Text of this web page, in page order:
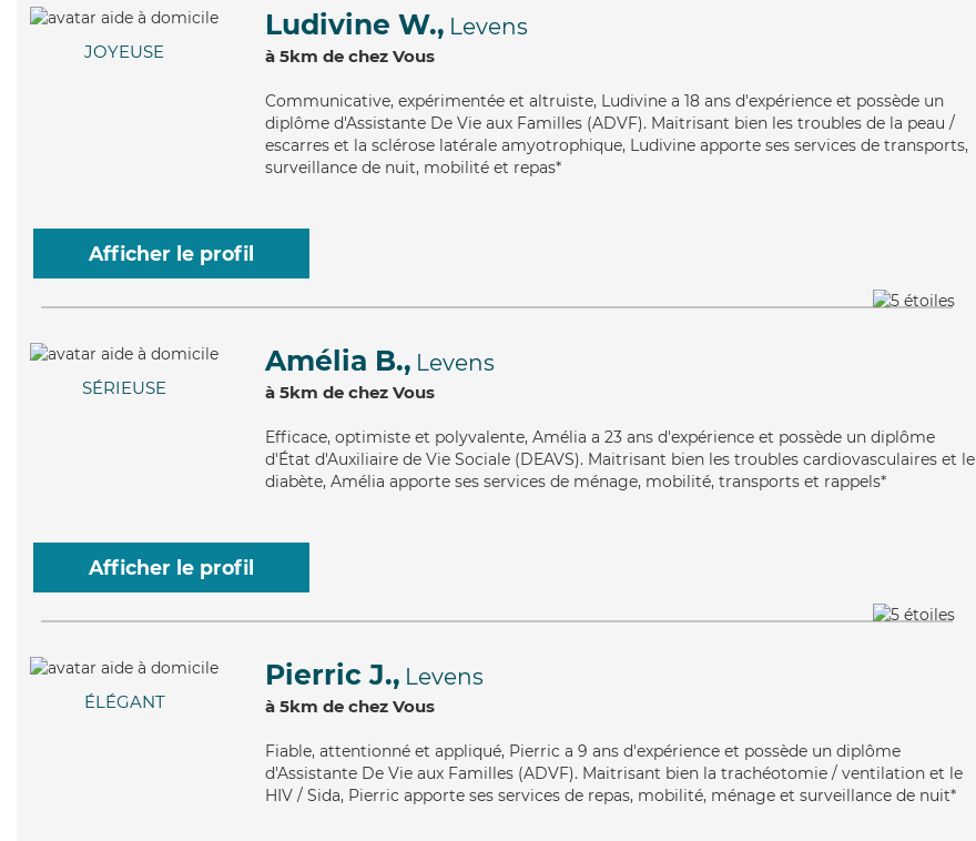
JOYEUSE
Ludivine W., Levens
à 5km de chez Vous
Communicative, expérimentée et altruiste, Ludivine a 18 ans d'expérience et possède un
diplôme d'Assistante De Vie aux Familles (ADVF). Maitrisant bien les troubles de la peau /
escarres et la sclérose latérale amyotrophique, Ludivine apporte ses services de transports,
surveillance de nuit, mobilité et repas*
Afficher le profil
SÉRIEUSE
Amélia B., Levens
à 5km de chez Vous
Efficace, optimiste et polyvalente, Amélia a 23 ans d'expérience et possède un diplôme
d'État d'Auxiliaire de Vie Sociale (DEAVS). Maitrisant bien les troubles cardiovasculaires et le
diabète, Amélia apporte ses services de ménage, mobilité, transports et rappels*
Afficher le profil
ÉLÉGANT
Pierric J., Levens
à 5km de chez Vous
Fiable, attentionné et appliqué, Pierric a 9 ans d'expérience et possède un diplôme
d'Assistante De Vie aux Familles (ADVF). Maitrisant bien la trachéotomie / ventilation et le
HIV / Sida, Pierric apporte ses services de repas, mobilité, ménage et surveillance de nuit*